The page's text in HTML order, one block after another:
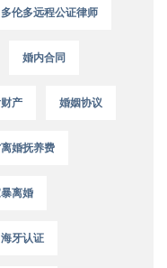
多伦多远程公证律师
婚内合同
产 婚姻协议
婚抚养费
离婚
海牙认证